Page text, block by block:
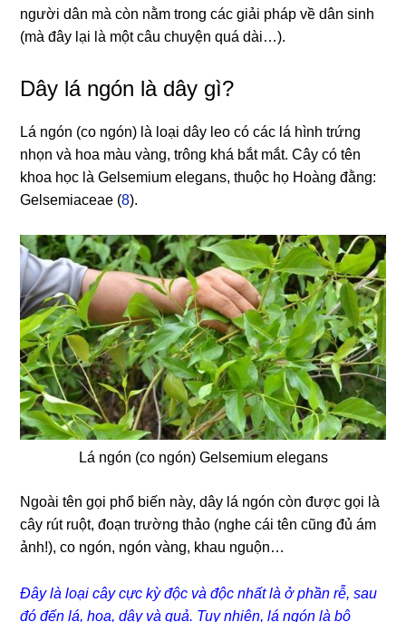
người dân mà còn nằm trong các giải pháp về dân sinh
(mà đây lại là một câu chuyện quá dài…).
Dây lá ngón là dây gì?
Lá ngón (co ngón) là loại dây leo có các lá hình trứng
nhọn và hoa màu vàng, trông khá bắt mắt. Cây có tên
khoa học là Gelsemium elegans, thuộc họ Hoàng đằng:
Gelsemiaceae (8).
Lá ngón (co ngón) Gelsemium elegans
Ngoài tên gọi phổ biến này, dây lá ngón còn được gọi là
cây rút ruột, đoạn trường thảo (nghe cái tên cũng đủ ám
ảnh!), co ngón, ngón vàng, khau nguộn…
Đây là loại cây cực kỳ độc và độc nhất là ở phần rễ, sau
đó đến lá, hoa, dây và quả. Tuy nhiên, lá ngón là bộ